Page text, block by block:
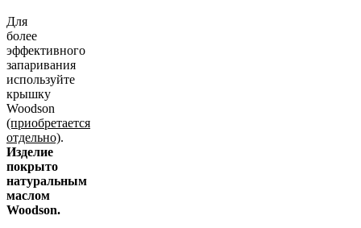
Для
более
эффективного
запаривания
используйте
крышку
Woodson
(приобретается
отдельно).
Изделие
покрыто
натуральным
маслом
Woodson.